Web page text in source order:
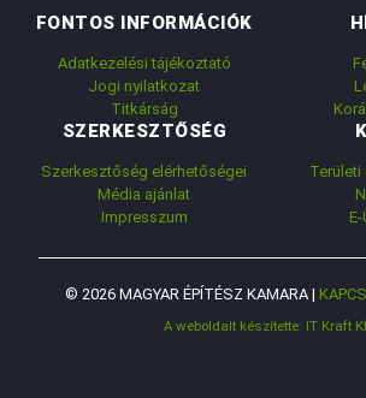
FONTOS INFORMÁCIÓK
Adatkezelési tájékoztató
Jogi nyilatkozat
Titkárság
SZERKESZTŐSÉG
Szerkesztőség elérhetőségei
Média ajánlat
Impresszum
Területi
© 2026 MAGYAR ÉPÍTÉSZ KAMARA |
A weboldalt készítette: IT Kraft